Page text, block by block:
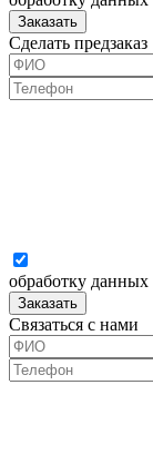
Заказать
Сделать предзаказ
обработку данных
Заказать
Связаться с нами